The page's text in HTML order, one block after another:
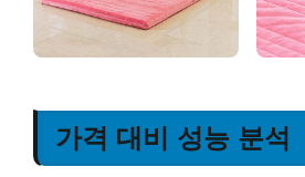
가격 대비 성능 분석